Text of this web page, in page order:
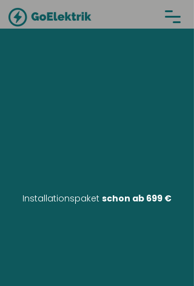
Installationspaket schon ab 699 €